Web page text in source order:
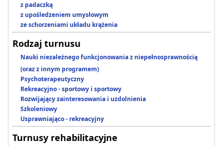
z padaczką
z upośledzeniem umysłowym
ze schorzeniami układu krążenia
Rodzaj turnusu
Nauki niezależnego funkcjonowania z niepełnosprawnością
(oraz z innym programem)
Psychoterapeutyczny
Rekreacyjno - sportowy i sportowy
Rozwijający zainteresowania i uzdolnienia
Szkoleniowy
Usprawniająco - rekreacyjny
Turnusy rehabilitacyjne